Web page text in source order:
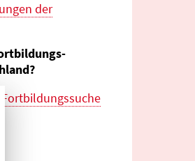
der
Fortbildungs­suche